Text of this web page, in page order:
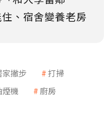
、宿舍變養老房
家撇步
打掃
機
廚房